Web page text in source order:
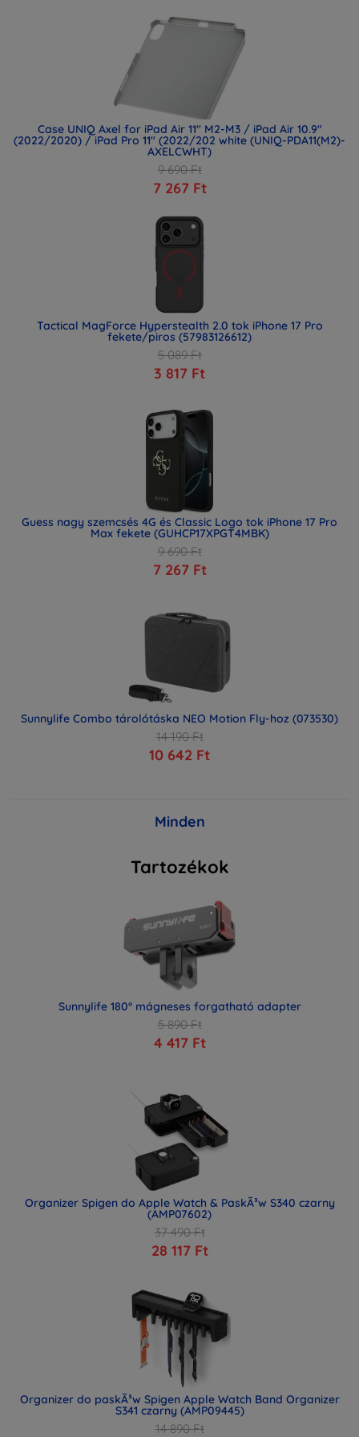
Case UNIQ Axel for iPad Air 11" M2-M3 / iPad Air 10.9"
(2022/2020) / iPad Pro 11" (2022/202 white (UNIQ-PDA11(M2)-
AXELCWHT)
9 690 Ft
7 267 Ft
Tactical MagForce Hyperstealth 2.0 tok iPhone 17 Pro
fekete/piros (57983126612)
5 089 Ft
3 817 Ft
Guess nagy szemcsés 4G és Classic Logo tok iPhone 17 Pro
Max fekete (GUHCP17XPGT4MBK)
9 690 Ft
7 267 Ft
Sunnylife Combo tárolótáska NEO Motion Fly-hoz (073530)
14 190 Ft
10 642 Ft
Minden
Tartozékok
Sunnylife 180° mágneses forgatható adapter
5 890 Ft
4 417 Ft
Organizer Spigen do Apple Watch & PaskÃ³w S340 czarny
(AMP07602)
37 490 Ft
28 117 Ft
Organizer do paskÃ³w Spigen Apple Watch Band Organizer
S341 czarny (AMP09445)
14 890 Ft